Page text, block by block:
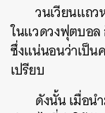
วนเวียนแถ
ในแวดวงฟุตบอล
ซึ่งแน่นอนว่าเป็น
เปรียบ
ดังนั้น เมื่อน